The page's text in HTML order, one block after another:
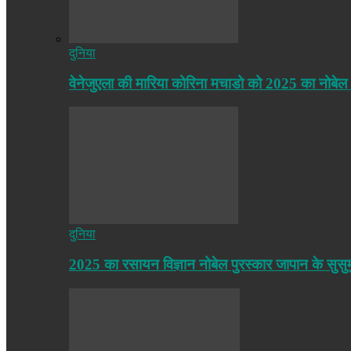
दुनिया
वेनेजुएला की मारिया कोरिना मचाडो को 2025 का
दुनिया
2025 का रसायन विज्ञान नोबेल पुरस्कार जापान के